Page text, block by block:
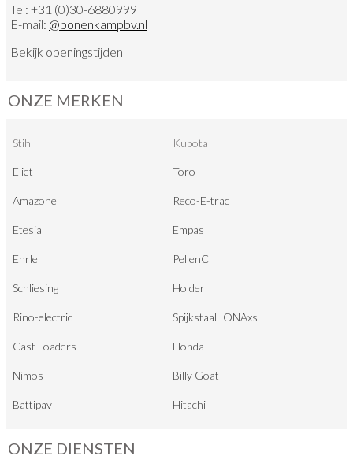
Tel: +31 (0)30-6880999
E-mail: @bonenkampbv.nl
Bekijk openingstijden
ONZE MERKEN
Stihl Kubota
Eliet Toro
Amazone Reco-E-trac
Etesia Empas
Ehrle PellenC
Schliesing Holder
Rino-electric Spijkstaal IONAxs
Cast Loaders Honda
Nimos Billy Goat
Battipav Hitachi
ONZE DIENSTEN